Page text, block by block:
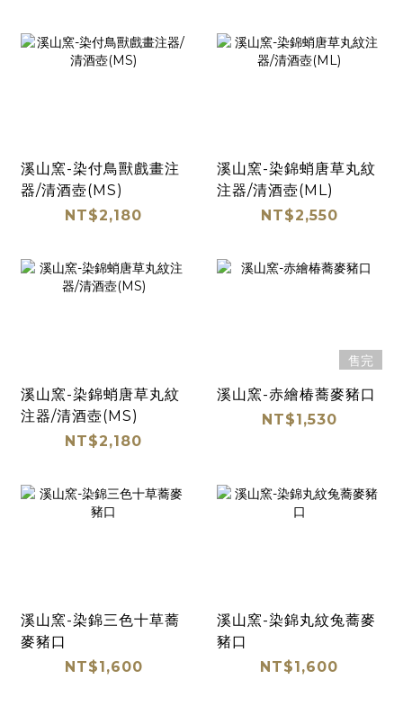
溪山窯-染付鳥獸戲畫注
器/清酒壺(MS)
NT$2,180
溪山窯-染錦蛸唐草丸紋
注器/清酒壺(ML)
NT$2,550
溪山窯-染錦蛸唐草丸紋
注器/清酒壺(MS)
NT$2,180
售完
溪山窯-赤繪椿蕎麥豬口
NT$1,530
溪山窯-染錦三色十草蕎
麥豬口
NT$1,600
溪山窯-染錦丸紋兔蕎麥
豬口
NT$1,600